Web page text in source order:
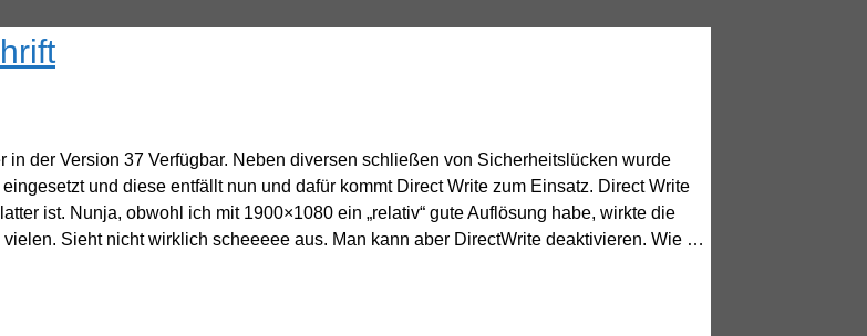
der Version 37 Verfügbar. Neben diversen schließen von Sicherheitslücken wurde
und diese entfällt nun und dafür kommt Direct Write zum Einsatz. Direct Write
ist. Nunja, obwohl ich mit 1900×1080 ein „relativ“ gute Auflösung habe, wirkte die
Sieht nicht wirklich scheeeee aus. Man kann aber DirectWrite deaktivieren. Wie …